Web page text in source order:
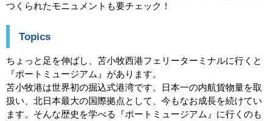
つくられたモニュメントも要チェック！
Topics
ちょっと足を伸ばし、苫小牧西港フェリーターミナルに行くと
『ポートミュージアム』があります。
苫小牧港は世界初の掘込式港湾です。日本一の内航貨物量を取
扱い、北日本最大の国際拠点として、今もなお成長を続けてい
ます。そんな歴史を学べる『ポートミュージアム』に行くのも